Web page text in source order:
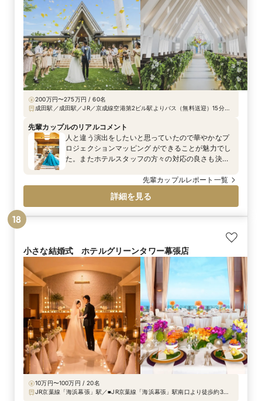
200万円〜275万円 / 60名
成田駅／成田駅／JR／京成線空港第2ビル駅よりバス（無料送迎）15分、
先輩カップルのリアルコメント
人と違う演出をしたいと思っていたので華やかなプ
ロジェクションマッピング ができることが魅力でし
た。またホテルスタッフの方々の対応の良さも決め
先輩カップルレポート一覧
詳細を見る
小さな結婚式 ホテルグリーンタワー幕張店
10万円〜100万円 / 20名
JR京葉線「海浜幕張」駅／■JR京葉線「海浜幕張」駅南口より徒歩約3分
18